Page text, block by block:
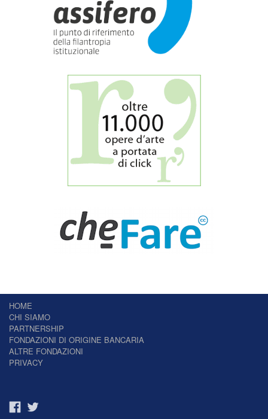
HOME
CHI SIAMO
PARTNERSHIP
FONDAZIONI DI ORIGINE BANCARIA
ALTRE FONDAZIONI
PRIVACY